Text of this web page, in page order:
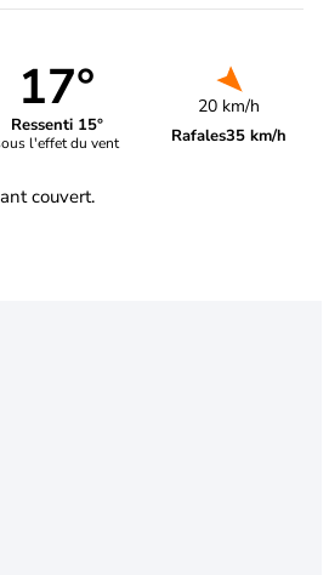
17°
Ressenti 15°
l'effet du vent
20 km/h
Rafales35 km/h
couvert.